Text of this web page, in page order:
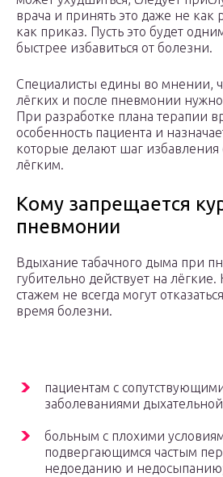
врача и принять это даже не
как приказ. Пусть это будет
быстрее избавиться от болезни.
Специалисты едины во мнении,
лёгких и после пневмонии
При разработке плана терапии
особенность пациента и
которые делают шаг избавления
лёгким.
Кому запрещается
пневмонии
Вдыхание табачного дыма при
губительно действует на
стажем не всегда могут
время болезни.
пациентам с
заболеваниями
больным с плохими
подвергающимся частым
недоеданию и